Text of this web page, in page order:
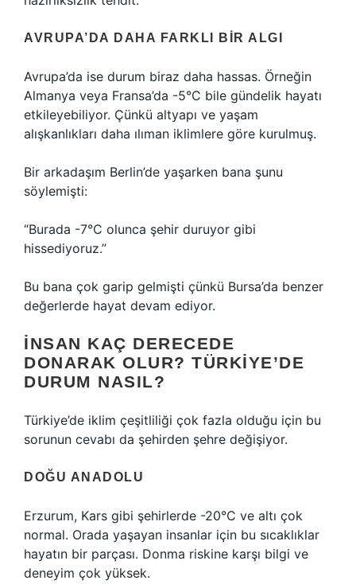
AVRUPA’DA DAHA FARKLI BIR ALGI
Avrupa’da ise durum biraz daha hassas. Örneğin
Almanya veya Fransa’da -5°C bile gündelik hayatı
etkileyebiliyor. Çünkü altyapı ve yaşam
alışkanlıkları daha ılıman iklimlere göre kurulmuş.
Bir arkadaşım Berlin’de yaşarken bana şunu
söylemişti:
“Burada -7°C olunca şehir duruyor gibi
hissediyoruz.”
Bu bana çok garip gelmişti çünkü Bursa’da benzer
değerlerde hayat devam ediyor.
İNSAN KAÇ DERECEDE
DONARAK OLUR? TÜRKIYE’DE
DURUM NASIL?
Türkiye’de iklim çeşitliliği çok fazla olduğu için bu
sorunun cevabı da şehirden şehre değişiyor.
DOĞU ANADOLU
Erzurum, Kars gibi şehirlerde -20°C ve altı çok
normal. Orada yaşayan insanlar için bu sıcaklıklar
hayatın bir parçası. Donma riskine karşı bilgi ve
deneyim çok yüksek.